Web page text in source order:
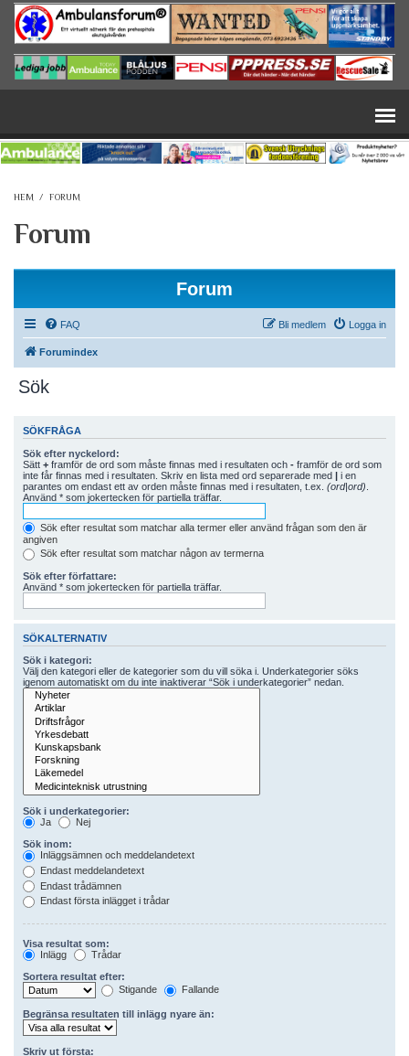
Hoppa till huvudinnehåll
HEM / FORUM
Forum